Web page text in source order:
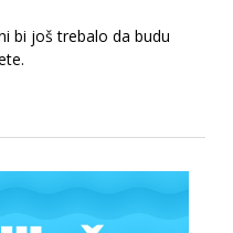
bi još trebalo da budu